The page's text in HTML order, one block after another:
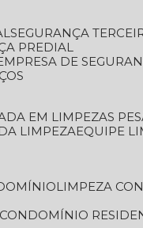
SEGURANÇA
PREDIAL
EMPRESA DE
EM LIMPEZAS
DA LIMPEZA EQUIPE
LIMPEZA
CONDOMÍNIO